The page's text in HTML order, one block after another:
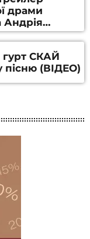
драми
Андрія
гурт СКАЙ
пісню (ВІДЕО)